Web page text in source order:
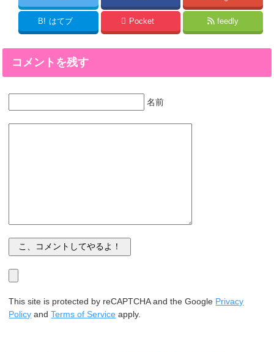
B! はてブ Pocket feedly
コメントを残す
名前
This site is protected by reCAPTCHA and the Google Privacy
Policy andTerms of Service apply.